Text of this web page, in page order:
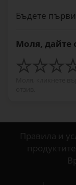
Бъдете
Моля, дайте
Правила и
продуктите